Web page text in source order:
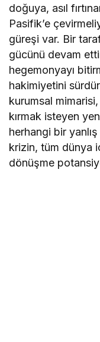
doğuya, asıl
Pasifik’e
güreşi var. Bir
gücünü devam
hegemonyayı
hakimiyetini
kurumsal
kırmak isteyen
herhangi bir
krizin, tüm dünya
dönüşme